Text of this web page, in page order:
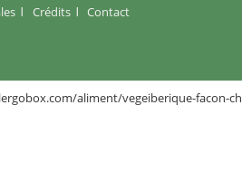
Crédits Contact
aliment/vegeiberique-facon-